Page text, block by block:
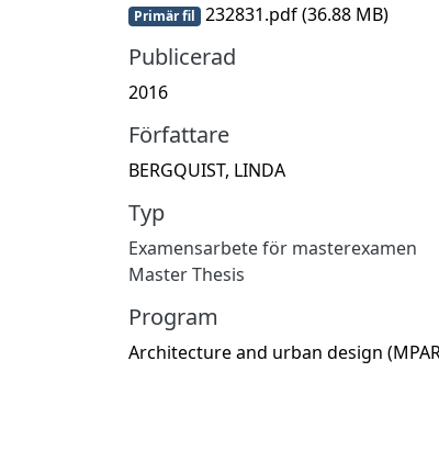
Primär fil 232831.pdf(36.88 MB)
Publicerad
2016
Författare
BERGQUIST, LINDA
Typ
Examensarbete för masterexamen
Master Thesis
Program
Architecture and urban design